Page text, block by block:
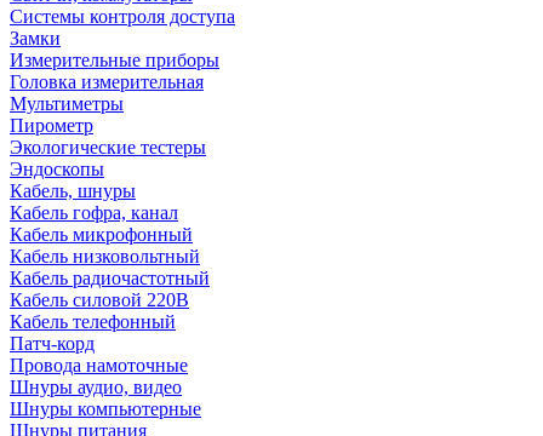
Системы контроля доступа
Замки
Измерительные приборы
Головка измерительная
Мультиметры
Пирометр
Экологические тестеры
Эндоскопы
Кабель, шнуры
Кабель гофра, канал
Кабель микрофонный
Кабель низковольтный
Кабель радиочастотный
Кабель силовой 220В
Кабель телефонный
Патч-корд
Провода намоточные
Шнуры аудио, видео
Шнуры компьютерные
Шнуры питания